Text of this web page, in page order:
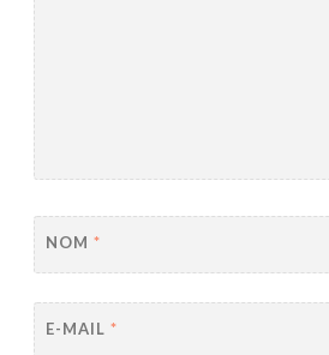
NOM *
E-MAIL *